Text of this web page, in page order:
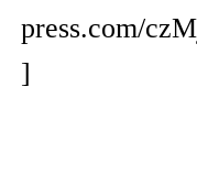
press.com/
]